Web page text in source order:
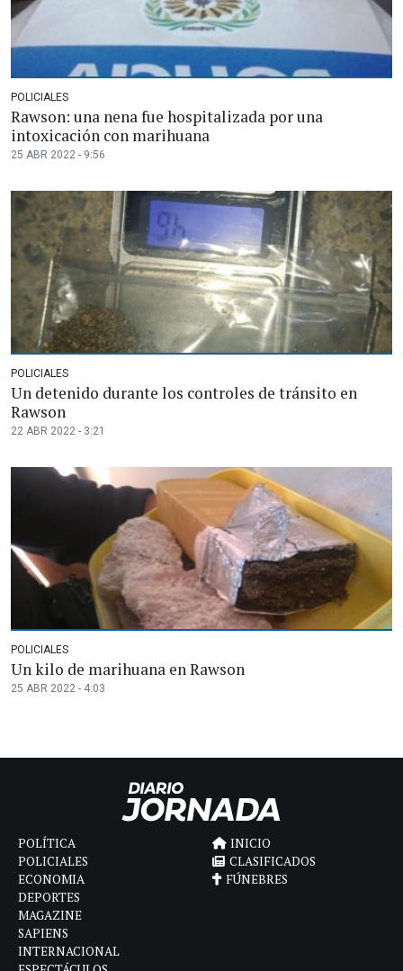
POLICIALES
Rawson: una nena fue hospitalizada por una
intoxicación con marihuana
25 ABR 2022 - 9:56
POLICIALES
Un detenido durante los controles de tránsito en
Rawson
22 ABR 2022 - 3:21
POLICIALES
Un kilo de marihuana en Rawson
25 ABR 2022 - 4:03
POLÍTICA
POLICIALES
ECONOMIA
DEPORTES
MAGAZINE
SAPIENS
INTERNACIONAL
INICIO
CLASIFICADOS
FÚNEBRES